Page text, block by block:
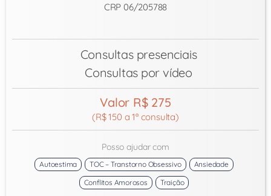
CRP 06/205788
Consultas presenciais
Consultas por vídeo
Valor R$ 275
(R$ 150 a 1ª consulta)
Posso ajudar com
Autoestima TOC – Transtorno Obsessivo
Ansiedade
Conflitos Amorosos
Traição